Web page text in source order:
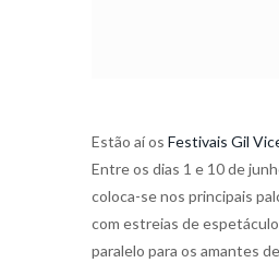
Estão aí os Festivais Gil
Entre os dias 1 e 10 de
coloca-se nos principais
com estreias de
paralelo para os amantes